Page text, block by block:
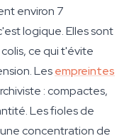
environ 7
logique. Elles sont
ce qui t'évite
Lesempreintes
: compactes,
Les fioles de
concentration de